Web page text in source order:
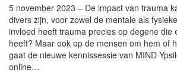
5 november 2023 – De impact van trauma
divers zijn, voor zowel de mentale als
invloed heeft trauma precies op degene die
heeft? Maar ook op de mensen om hem of
gaat de nieuwe kennissessie van MIND
online…